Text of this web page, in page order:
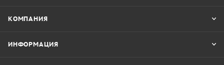
КОМПАНИЯ
ИНФОРМАЦИЯ